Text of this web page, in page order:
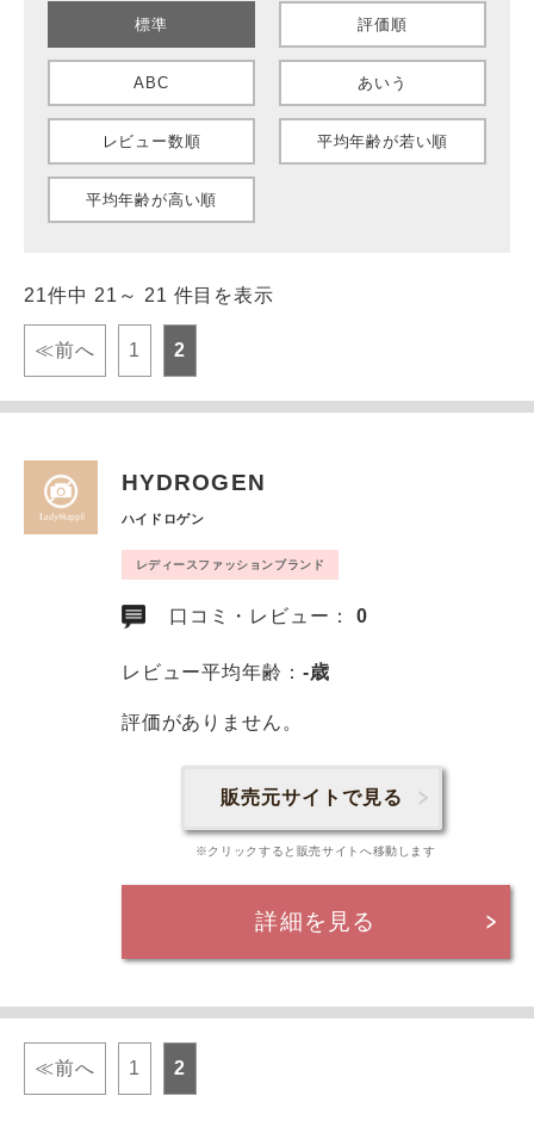
標準 評価順
ABC あいう
レビュー数順 平均年齢が若い順
平均年齢が高い順
21件中 21～ 21 件目を表示
≪前へ 1 2
HYDROGEN
ハイドロゲン
レディースファッションブランド
口コミ・レビュー：0
レビュー平均年齢：-歳
評価がありません。
販売元サイトで見る
※クリックすると販売サイトへ移動します
詳細を見る
≪前へ 1 2